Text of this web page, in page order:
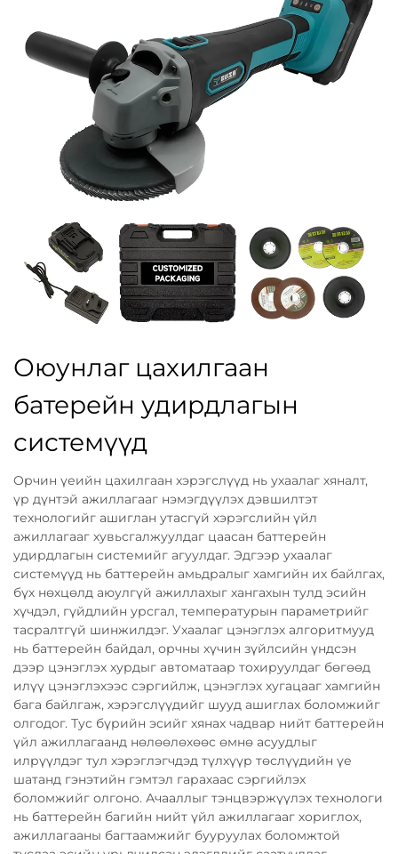
Оюунлаг цахилгаан
батерейн удирдлагын
системүүд
Орчин үеийн цахилгаан хэрэгслүүд нь ухаалаг хяналт,
үр дүнтэй ажиллагааг нэмэгдүүлэх дэвшилтэт
технологийг ашиглан утасгүй хэрэгслийн үйл
ажиллагааг хувьсгалжуулдаг цаасан баттерейн
удирдлагын системийг агуулдаг. Эдгээр ухаалаг
системүүд нь баттерейн амьдралыг хамгийн их байлгах,
бүх нөхцөлд аюулгүй ажиллахыг хангахын тулд эсийн
хүчдэл, гүйдлийн урсгал, температурын параметрийг
тасралтгүй шинжилдэг. Ухаалаг цэнэглэх алгоритмууд
нь баттерейн байдал, орчны хүчин зүйлсийн үндсэн
дээр цэнэглэх хурдыг автоматаар тохируулдаг бөгөөд
илүү цэнэглэхээс сэргийлж, цэнэглэх хугацааг хамгийн
бага байлгаж, хэрэгслүүдийг шууд ашиглах боломжийг
олгодог. Тус бүрийн эсийг хянах чадвар нийт баттерейн
үйл ажиллагаанд нөлөөлөхөөс өмнө асуудлыг
илрүүлдэг тул хэрэглэгчдэд түлхүүр төслүүдийн үе
шатанд гэнэтийн гэмтэл гарахаас сэргийлэх
боломжийг олгоно. Ачааллыг тэнцвэржүүлэх технологи
нь баттерейн багийн нийт үйл ажиллагааг хориглох,
ажиллагааны багтаамжийг бууруулах боломжтой